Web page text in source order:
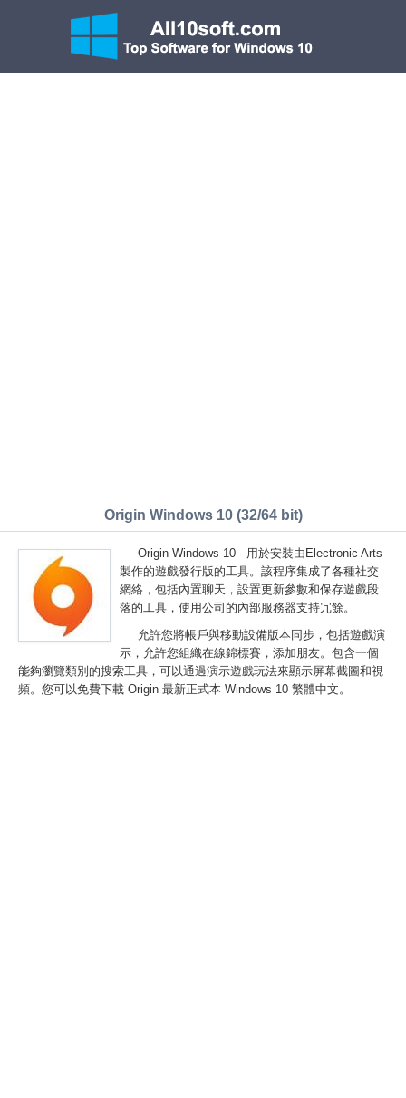
Origin Windows 10 (32/64 bit)
Origin Windows 10 - 用於安裝由Electronic Arts
製作的遊戲發行版的工具。該程序集成了各種社交
網絡，包括內置聊天，設置更新參數和保存遊戲段
落的工具，使用公司的內部服務器支持冗餘。
允許您將帳戶與移動設備版本同步，包括遊戲演
示，允許您組織在線錦標賽，添加朋友。包含一個
能夠瀏覽類別的搜索工具，可以通過演示遊戲玩法來顯示屏幕截圖和視
頻。您可以免費下載 Origin 最新正式本 Windows 10 繁體中文。